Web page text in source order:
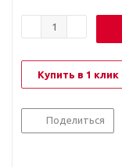
Купить в 1 клик
Поделиться